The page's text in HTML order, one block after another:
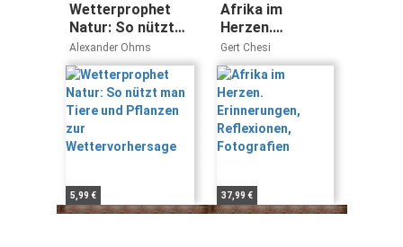
Wetterprophet
Natur: So nützt
man Tiere und
Pflanzen zur
Wettervorhersage
Alexander Ohms
5,99 €
Afrika im
Herzen.
Erinnerungen,
Reflexionen,
Fotografien
Gert Chesi
37,99 €